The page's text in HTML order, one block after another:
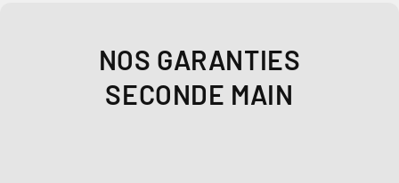
NOS GARANTIES
SECONDE MAIN